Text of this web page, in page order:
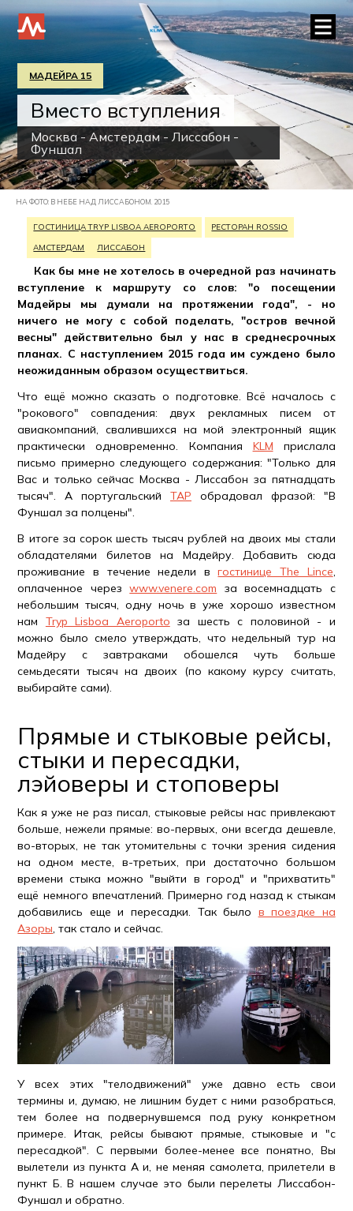
МАДЕЙРА 15
Вместо вступления
Москва - Амстердам - Лиссабон -
Фуншал
НА ФОТО: В НЕБЕ НАД ЛИССАБОНОМ. 2015
ГОСТИНИЦА TRYP LISBOA AEROPORTO
РЕСТОРАН ROSSIO
АМСТЕРДАМ
ЛИССАБОН
Как бы мне не хотелось в очередной раз начинать
вступление к маршруту со слов: "о посещении
Мадейры мы думали на протяжении года", - но
ничего не могу с собой поделать, "остров вечной
весны" действительно был у нас в среднесрочных
планах. С наступлением 2015 года им суждено было
неожиданным образом осуществиться.
Что ещё можно сказать о подготовке. Всё началось с
"рокового" совпадения: двух рекламных писем от
авиакомпаний, свалившихся на мой электронный ящик
практически одновременно. Компания KLM прислала
письмо примерно следующего содержания: "Только для
Вас и только сейчас Москва - Лиссабон за пятнадцать
тысяч". А португальский TAP обрадовал фразой: "В
Фуншал за полцены".
В итоге за сорок шесть тысяч рублей на двоих мы стали
обладателями билетов на Мадейру. Добавить сюда
проживание в течение недели вгостинице The Lince,
оплаченное черезwww.venere.com за восемнадцать с
небольшим тысяч, одну ночь в уже хорошо известном
нам Tryp Lisboa Aeroporto за шесть с половиной - и
можно было смело утверждать, что недельный тур на
Мадейру с завтраками обошелся чуть больше
семьдесяти тысяч на двоих (по какому курсу считать,
выбирайте сами).
Прямые и стыковые рейсы,
стыки и пересадки,
лэйоверы и стоповеры
Как я уже не раз писал, стыковые рейсы нас привлекают
больше, нежели прямые: во-первых, они всегда дешевле,
во-вторых, не так утомительны с точки зрения сидения
на одном месте, в-третьих, при достаточно большом
времени стыка можно "выйти в город" и "прихватить"
ещё немного впечатлений. Примерно год назад к стыкам
добавились еще и пересадки. Так было в поездке на
Азоры, так стало и сейчас.
У всех этих "телодвижений" уже давно есть свои
термины и, думаю, не лишним будет с ними разобраться,
тем более на подвернувшемся под руку конкретном
примере. Итак, рейсы бывают прямые, стыковые и "с
пересадкой". С первыми более-менее все понятно, Вы
вылетели из пункта A и, не меняя самолета, прилетели в
пункт Б. В нашем случае это были перелеты Лиссабон-
Фуншал и обратно.